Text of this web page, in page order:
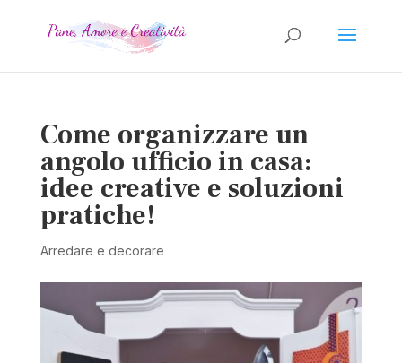
Come organizzare un
angolo ufficio in casa:
idee creative e soluzioni
pratiche!
Arredare e decorare